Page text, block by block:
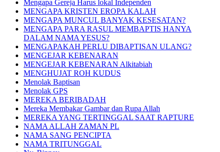
Mengapa Gereja Harus lokal Independen
MENGAPA KRISTEN EROPA KALAH
MENGAPA MUNCUL BANYAK KESESATAN?
MENGAPA PARA RASUL MEMBAPTIS HANYA
DALAM NAMA YESUS?
MENGAPAKAH PERLU DIBAPTISAN ULANG?
MENGEJAR KEBENARAN
MENGEJAR KEBENARAN Alkitabiah
MENGHUJAT ROH KUDUS
Menolak Baptisan
Menolak GPS
MEREKA BERIBADAH
Mereka Membakar Gambar dan Rupa Allah
MEREKA YANG TERTINGGAL SAAT RAPTURE
NAMA ALLAH ZAMAN PL
NAMA SANG PENCIPTA
NAMA TRITUNGGAL